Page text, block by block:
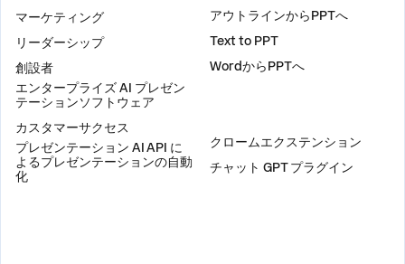
マーケティング
リーダーシップ
創設者
エンタープライズ AI プレゼン
テーションソフトウェア
カスタマーサクセス
プレゼンテーション AI API に
よるプレゼンテーションの自動
化
アウトラインからPPTへ
Text to PPT
WordからPPTへ
クロームエクステンション
チャット GPT プラグイン